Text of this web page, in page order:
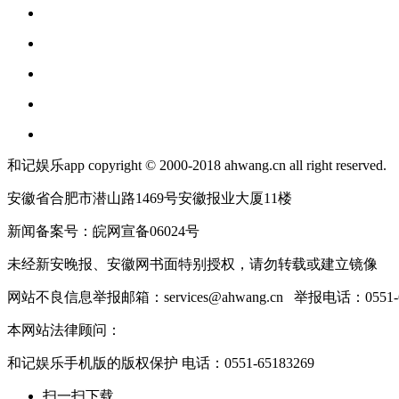
和记娱乐app copyright © 2000-2018 ahwang.cn all right reserved.
安徽省合肥市潜山路1469号安徽报业大厦11楼
新闻备案号：皖网宣备06024号
未经新安晚报、安徽网书面特别授权，请勿转载或建立镜像
网站不良信息举报邮箱： services@ahwang.cn 举报电话：0551-
本网站法律顾问：
和记娱乐手机版的版权保护 电话：0551-65183269
扫一扫下载